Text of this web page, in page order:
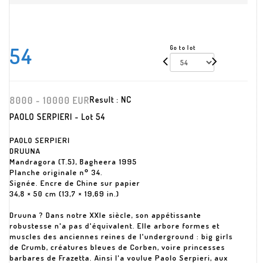
54 Go to lot
8000 - 10000 EURResult : NC
PAOLO SERPIERI - Lot 54
PAOLO SERPIERI
DRUUNA
Mandragora (T.5), Bagheera 1995
Planche originale n° 34.
Signée. Encre de Chine sur papier
34,8 × 50 cm (13,7 × 19,69 in.)
Druuna ? Dans notre XXIe siècle, son appétissante
robustesse n'a pas d'équivalent. Elle arbore formes et
muscles des anciennes reines de l'underground : big girls
de Crumb, créatures bleues de Corben, voire princesses
barbares de Frazetta. Ainsi l'a voulue Paolo Serpieri, aux